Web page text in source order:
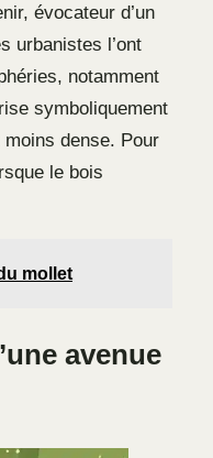
évocateur d’un
urbanistes l’ont
notamment
symboliquement
dense. Pour
le bois
mollet
avenue